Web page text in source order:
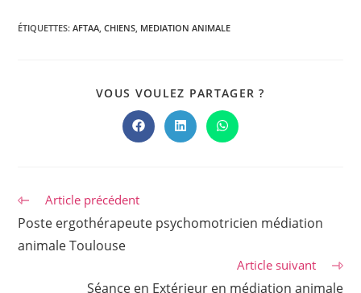
ÉTIQUETTES:AFTAA, CHIENS, MEDIATION ANIMALE
VOUS VOULEZ PARTAGER ?
Ouvrir
dans
Ouvrir
dans
Ouvrir
dans
Read
articles
Article précédent
Poste ergothérapeute psychomotricien médiation
animale Toulouse
Article suivant
Séance en Extérieur en médiation animale